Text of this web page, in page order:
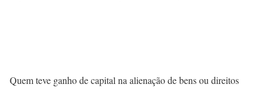
Quem teve ganho de capital na alienação de bens ou direitos